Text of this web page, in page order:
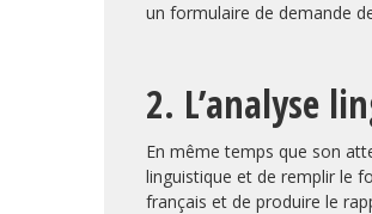
un formulaire de demande
2. L’analyse
En même temps que son
linguistique et de remplir le
français et de produire le